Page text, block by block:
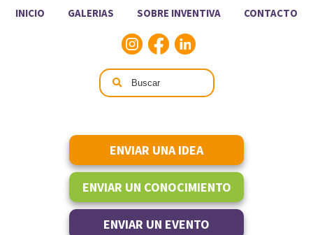
INICIO GALERIAS SOBRE INVENTIVA CONTACTO
ENVIAR UNA IDEA
ENVIAR UN CONOCIMIENTO
ENVIAR UN EVENTO